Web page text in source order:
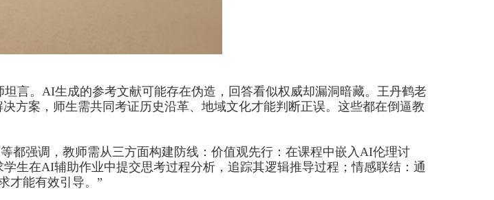
坦言。AI生成的参考文献可能存在伪造，回答看似权威却漏洞暗藏。王丹鹤老
方案，师生需共同考证历史沿革、地域文化才能判断正误。这些都在倒逼教
都强调，教师需从三方面构建防线：价值观先行：在课程中嵌入AI伦理讨
学生在AI辅助作业中提交思考过程分析，追踪其逻辑推导过程；情感联结：通
才能有效引导。”